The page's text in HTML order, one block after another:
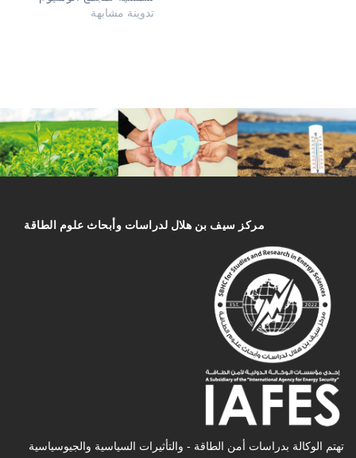
تدوينة مشابهة
مركز سیف بن هلال لدراسات وأبحاث علوم الطاقة
تهتم الوكالة بدراسات أمن الطاقة - والتأثیرات السیاسیة والجیوسیاسیة